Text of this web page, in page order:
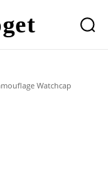
Watchcap